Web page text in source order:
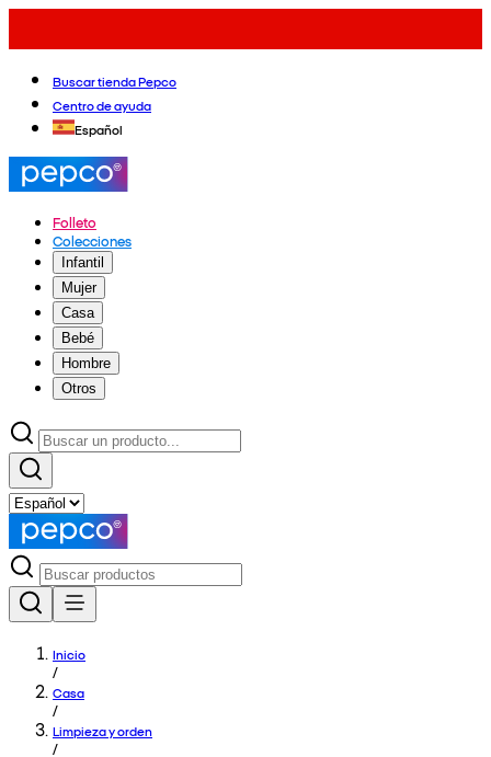
Buscar tienda Pepco
Centro de ayuda
Español
Folleto
Colecciones
Infantil
Mujer
Casa
Bebé
Hombre
Otros
Inicio
/
Casa
/
Limpieza y orden
/